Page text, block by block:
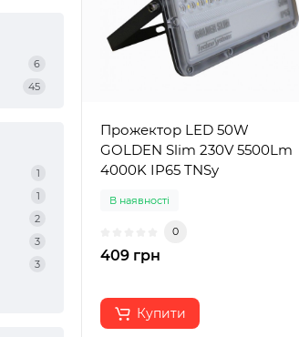
6
45
1
1
2
3
3
Прожектор LED 50W
GOLDEN Slim 230V 5500Lm
4000K IP65 TNSy
В наявності
0
409 грн
Купити